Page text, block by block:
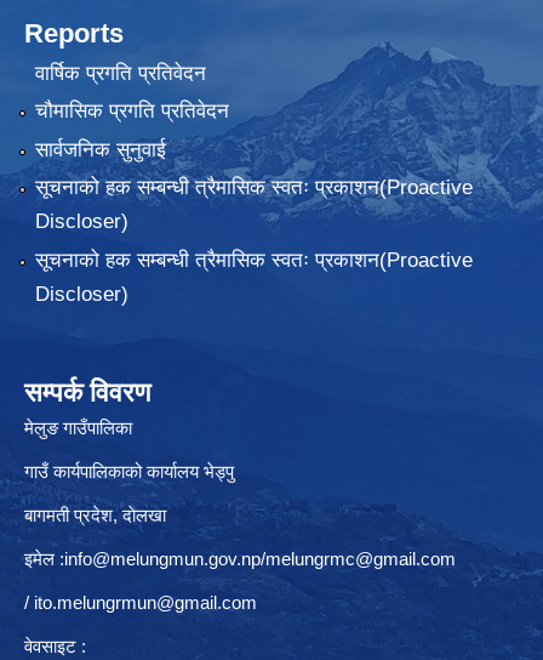
Reports
वार्षिक प्रगति प्रतिवेदन
चौमासिक प्रगति प्रतिवेदन
सार्वजनिक सुनुवाई
सूचनाको हक सम्बन्धी त्रैमासिक स्वतः प्रकाशन(Proactive
Discloser)
सूचनाको हक सम्बन्धी त्रैमासिक स्वतः प्रकाशन(Proactive
Discloser)
सम्पर्क विवरण
मेलुङ गाउँपालिका
गाउँ कार्यपालिकाको कार्यालय भेड्पु
बागमती प्रदेश, दाेलखा
इमेल :info@melungmun.gov.np/melungrmc@gmail.com
/ ito.melungrmun@gmail.com
वेवसाइट :